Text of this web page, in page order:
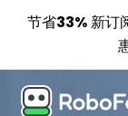
节省33%新订